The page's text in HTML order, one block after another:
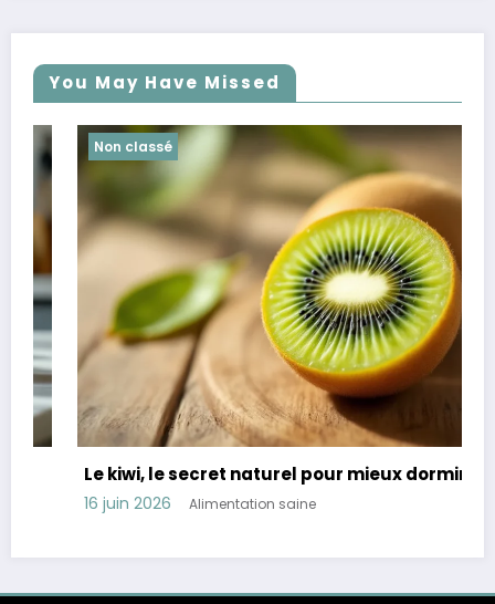
You May Have Missed
Non classé
Le kiwi, le secret naturel pour mieux dormir
16 juin 2026 Alimentation saine